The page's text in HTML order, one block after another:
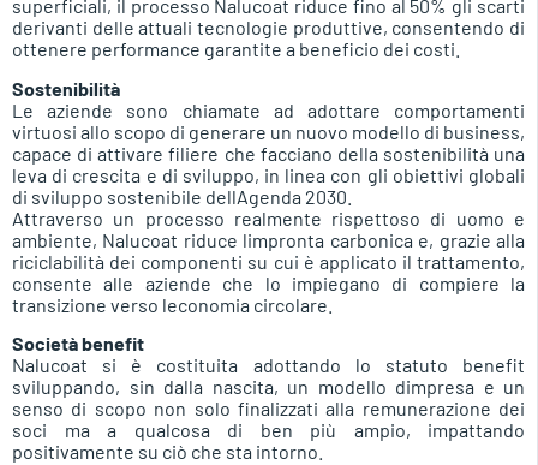
superficiali, il processo Nalucoat riduce fino al 50% gli scarti
derivanti delle attuali tecnologie produttive, consentendo di
ottenere performance garantite a beneficio dei costi.
Sostenibilità
Le aziende sono chiamate ad adottare comportamenti
virtuosi allo scopo di generare un nuovo modello di business,
capace di attivare filiere che facciano della sostenibilità una
leva di crescita e di sviluppo, in linea con gli obiettivi globali
di sviluppo sostenibile dellAgenda 2030.
Attraverso un processo realmente rispettoso di uomo e
ambiente, Nalucoat riduce limpronta carbonica e, grazie alla
riciclabilità dei componenti su cui è applicato il trattamento,
consente alle aziende che lo impiegano di compiere la
transizione verso leconomia circolare.
Società benefit
Nalucoat si è costituita adottando lo statuto benefit
sviluppando, sin dalla nascita, un modello dimpresa e un
senso di scopo non solo finalizzati alla remunerazione dei
soci ma a qualcosa di ben più ampio, impattando
positivamente su ciò che sta intorno.